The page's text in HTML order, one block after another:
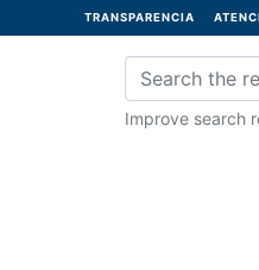
TRANSPARENCIA
Improve search